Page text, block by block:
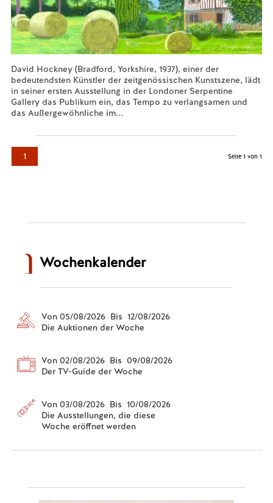
David Hockney (Bradford, Yorkshire, 1937), einer der
bedeutendsten Künstler der zeitgenössischen Kunstszene, lädt
in seiner ersten Ausstellung in der Londoner Serpentine
Gallery das Publikum ein, das Tempo zu verlangsamen und
das Außergewöhnliche im...
1 Seite 1 von 1
Wochenkalender
Von 05/08/2026 Bis 12/08/2026
Die Auktionen der Woche
Von 02/08/2026 Bis 09/08/2026
Der TV-Guide der Woche
Von 03/08/2026 Bis 10/08/2026
Die Ausstellungen, die diese
Woche eröffnet werden